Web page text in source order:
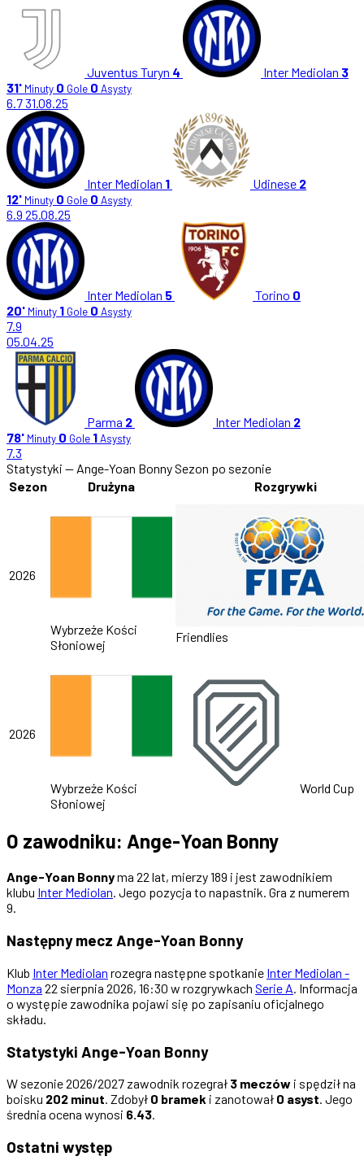
Juventus Turyn 4 Inter Mediolan 3
31' Minuty 0 Gole 0 Asysty
6.731.08.25
Inter Mediolan 1 Udinese 2
12' Minuty 0 Gole 0 Asysty
6.9 25.08.25
Inter Mediolan 5 Torino 0
20' Minuty 1 Gole 0 Asysty
7.9
05.04.25
Parma 2 Inter Mediolan 2
78' Minuty 0 Gole 1Asysty
7.3
Statystyki — Ange-Yoan BonnySezon po sezonie
Sezon
Drużyna Rozgrywki
2026
Wybrzeże Kości
Słoniowej
Friendlies
2026
Wybrzeże Kości
Słoniowej
World Cup
O zawodniku: Ange-Yoan Bonny
Ange-Yoan Bonnyma 22 lat, mierzy 189 i jest zawodnikiem
klubu Inter Mediolan. Jego pozycja to napastnik. Gra z numerem
9.
Następny mecz Ange-Yoan Bonny
Klub Inter Mediolan rozegra następne spotkanie Inter Mediolan -
Monza 22 sierpnia 2026, 16:30 w rozgrywkach Serie A. Informacja
o występie zawodnika pojawi się po zapisaniu oficjalnego
składu.
Statystyki Ange-Yoan Bonny
W sezonie 2026/2027 zawodnik rozegrał 3 meczów i spędził na
boisku 202 minut. Zdobył 0 bramek i zanotował 0 asyst. Jego
średnia ocena wynosi 6.43.
Ostatni występ